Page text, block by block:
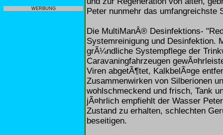
WERBUNG
Peter nunmehr das umfangreichste
Die MultiManÂ® Desinfektions-
Systemreinigung und Desinfektion.
grÃ¼ndliche Systempflege der
Caravaningfahrzeugen
Viren abgetÃ¶tet, KalkbelÃ¤ge
Zusammenwirken von Silberionen
wohlschmeckend und frisch, Tank
jÃ¤hrlich empfiehlt der Wasser
Zustand zu erhalten, schlechten
beseitigen.